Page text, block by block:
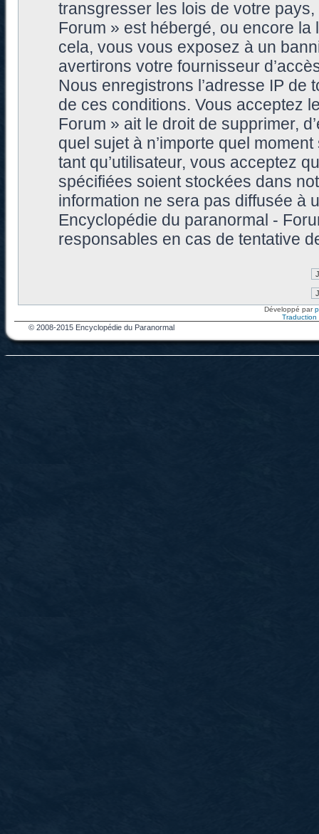
transgresser les lois de votre
Forum » est hébergé, ou encore
cela, vous vous exposez à un
avertirons votre fournisseur
Nous enregistrons l’adresse IP de
de ces conditions. Vous acceptez
Forum » ait le droit de supprimer,
quel sujet à n’importe quel
tant qu’utilisateur, vous acceptez
spécifiées soient stockées dans
information ne sera pas diffusée à
Encyclopédie du paranormal -
responsables en cas de tentative
Développé par
Traduction
© 2008-2015 Encyclopédie du Paranormal